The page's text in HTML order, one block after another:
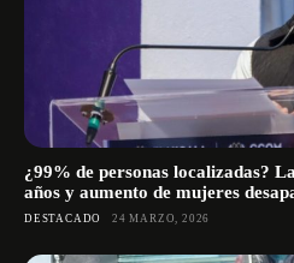
¿99% de personas localizadas?
años y aumento de mujeres
DESTACADO 24 MARZO, 2026